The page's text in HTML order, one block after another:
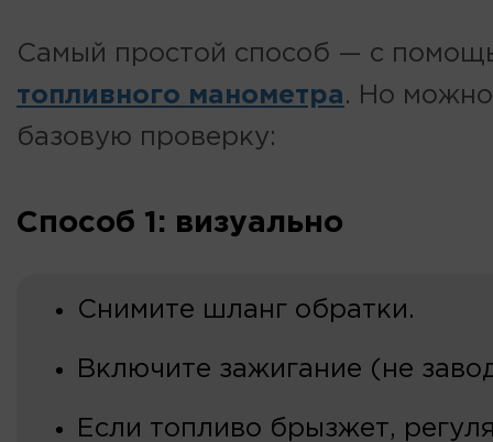
Самый простой способ — с
топливного манометра. Но можно
базовую проверку:
Способ 1: визуально
Снимите шланг обратки.
Включите зажигание (не
Если топливо брызжет,